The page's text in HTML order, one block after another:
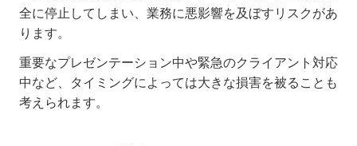
全に停止してしまい、業務に悪影響を及ぼすリスクがあ
ります。
重要なプレゼンテーション中や緊急のクライアント対応
中など、タイミングによっては大きな損害を被ることも
考えられます。